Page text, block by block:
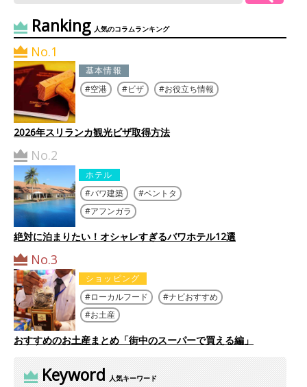
Ranking 人気のコラムランキング
No.1
基本情報
空港
ビザ お役立ち情報
2026年スリランカ観光ビザ取得方法
No.2
ホテル
バワ建築
ベントタ
アフンガラ
絶対に泊まりたい！オシャレすぎるバワホテル12選
No.3
ショッピング
ローカルフード
ナビおすすめ
お土産
おすすめのお土産まとめ「街中のスーパーで買える編」
Keyword 人気キーワード